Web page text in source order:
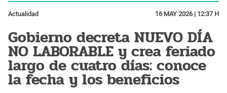
Actualidad 16 MAY 2026 | 12:37 H
Gobierno decreta NUEVO DÍA
NO LABORABLE y crea feriado
largo de cuatro días: conoce
la fecha y los beneficios